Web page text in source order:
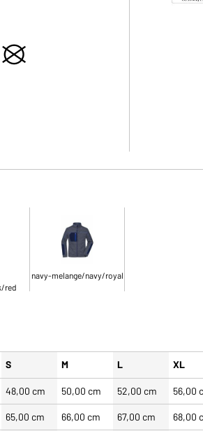
U
red
navy-melange/navy/royal
S M L XL
48,00 cm 50,00 cm 52,00 cm 56,00
65,00 cm 66,00 cm 67,00 cm 68,00